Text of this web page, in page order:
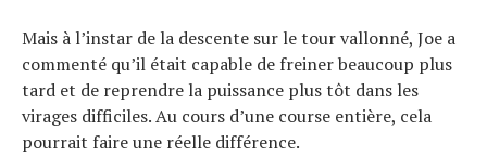
Mais à l’instar de la descente sur le tour vallonné, Joe a
commenté qu’il était capable de freiner beaucoup plus
tard et de reprendre la puissance plus tôt dans les
virages difficiles. Au cours d’une course entière, cela
pourrait faire une réelle différence.